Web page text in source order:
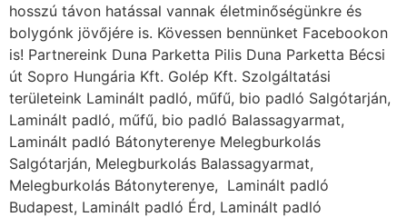
hosszú távon hatással vannak életminőségünkre és
bolygónk jövőjére is. Kövessen bennünket Facebookon
is! Partnereink Duna Parketta Pilis Duna Parketta Bécsi
út Sopro Hungária Kft. Golép Kft. Szolgáltatási
területeink Laminált padló, műfű, bio padló Salgótarján,
Laminált padló, műfű, bio padló Balassagyarmat,
Laminált padló Bátonyterenye Melegburkolás
Salgótarján, Melegburkolás Balassagyarmat,
Melegburkolás Bátonyterenye, Laminált padló
Budapest, Laminált padló Érd, Laminált padló